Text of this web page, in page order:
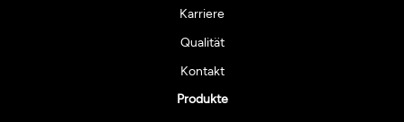
Karriere
Qualität
Kontakt
Produkte